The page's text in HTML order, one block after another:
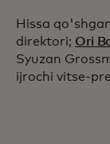
Hissa
direktori; Ori
Syuzan
ijrochi vitse-